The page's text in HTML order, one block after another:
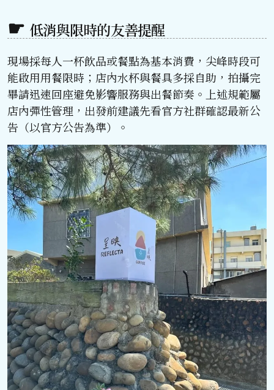
低消與限時的友善提醒
現場採每人一杯飲品或餐點為基本消費，尖峰時段可
能啟用用餐限時；店內水杯與餐具多採自助，拍攝完
畢請迅速回座避免影響服務與出餐節奏。上述規範屬
店內彈性管理，出發前建議先看官方社群確認最新公
告（以官方公告為準）。